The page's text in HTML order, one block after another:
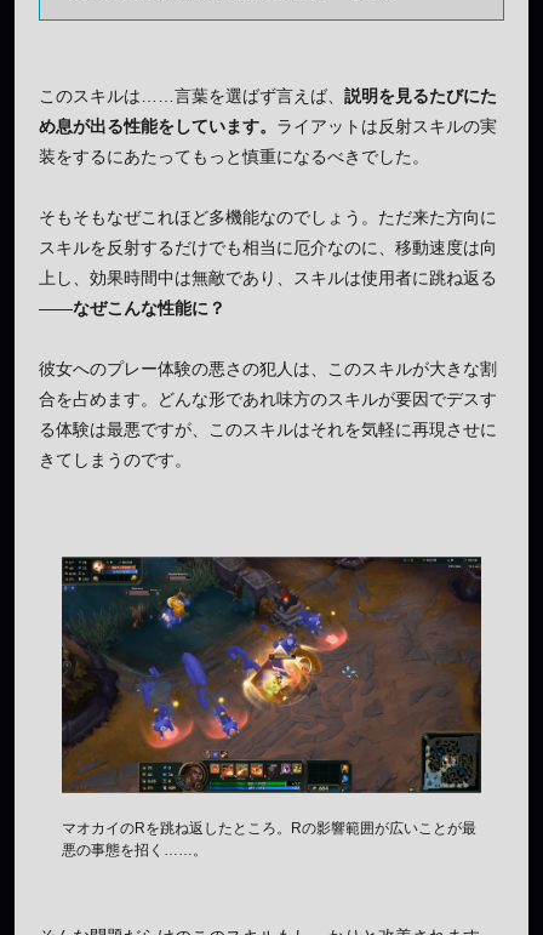
このスキルは……言葉を選ばず言えば、 説明を見るたびにた
め息が出る性能をしています。 ライアットは反射スキルの実
装をするにあたってもっと慎重になるべきでした。
そもそもなぜこれほど多機能なのでしょう。ただ来た方向に
スキルを反射するだけでも相当に厄介なのに、移動速度は向
上し、効果時間中は無敵であり、スキルは使用者に跳ね返る
――なぜこんな性能に？
彼女へのプレー体験の悪さの犯人は、このスキルが大きな割
合を占めます。どんな形であれ味方のスキルが要因でデスす
る体験は最悪ですが、このスキルはそれを気軽に再現させに
きてしまうのです。
マオカイのRを跳ね返したところ。Rの影響範囲が広いことが最
悪の事態を招く……。